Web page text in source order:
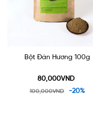
Bột Đàn Hương 100g
80,000VND
100,000VND -20%